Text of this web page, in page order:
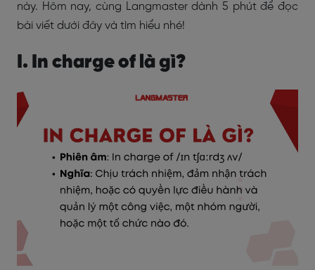
này. Hôm nay, cùng Langmaster dành 5 phút để đọc
bài viết dưới đây và tìm hiểu nhé!
I. In charge of là gì?